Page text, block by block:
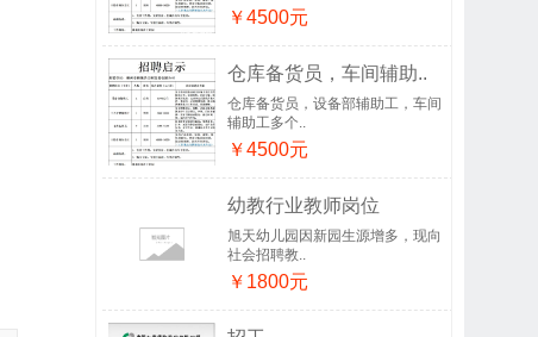
￥4500元
仓库备货员，车间辅助..
仓库备货员，设备部辅助工，车间
辅助工多个..
￥4500元
幼教行业教师岗位
旭天幼儿园因新园生源增多，现向
社会招聘教..
￥1800元